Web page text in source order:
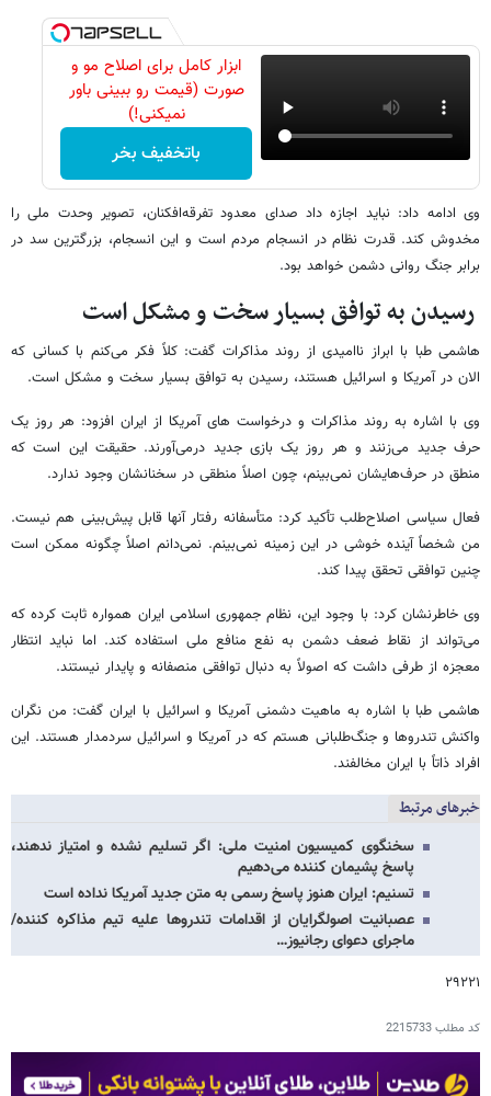
ابزار کامل برای اصلاح مو و
صورت (قیمت رو ببینی باور
نمیکنی!)
باتخفیف بخر
وی ادامه داد: نباید اجازه داد صدای معدود تفرقه‌افکنان، تصویر وحدت ملی را
مخدوش کند. قدرت نظام در انسجام مردم است و این انسجام، بزرگترین سد در
برابر جنگ روانی دشمن خواهد بود.
رسیدن به توافق بسیار سخت و مشکل است
هاشمی طبا با ابراز ناامیدی از روند مذاکرات گفت: کلاً فکر می‌کنم با کسانی که
الان در آمریکا و اسرائیل هستند، رسیدن به توافق بسیار سخت و مشکل است.
وی با اشاره به روند مذاکرات و درخواست های آمریکا از ایران افزود: هر روز یک
حرف جدید می‌زنند و هر روز یک بازی جدید درمی‌آورند. حقیقت این است که
منطق در حرف‌هایشان نمی‌بینم، چون اصلاً منطقی در سخنانشان وجود ندارد.
فعال سیاسی اصلاح‌طلب تأکید کرد: متأسفانه رفتار آنها قابل پیش‌بینی هم نیست.
من شخصاً آینده خوشی در این زمینه نمی‌بینم. نمی‌دانم اصلاً چگونه ممکن است
چنین توافقی تحقق پیدا کند.
وی خاطرنشان کرد: با وجود این، نظام جمهوری اسلامی ایران همواره ثابت کرده که
می‌تواند از نقاط ضعف دشمن به نفع منافع ملی استفاده کند. اما نباید انتظار
معجزه از طرفی داشت که اصولاً به دنبال توافقی منصفانه و پایدار نیستند.
هاشمی طبا با اشاره به ماهیت دشمنی آمریکا و اسرائیل با ایران گفت: من نگران
واکنش تندروها و جنگ‌طلبانی هستم که در آمریکا و اسرائیل سردمدار هستند. این
افراد ذاتاً با ایران مخالفند.
خبرهای مرتبط
سخنگوی کمیسیون امنیت ملی: اگر تسلیم نشده و امتیاز ندهند،
پاسخ پشیمان کننده می‌دهیم
تسنیم: ایران هنوز پاسخ رسمی به متن جدید آمریکا نداده است
عصبانیت اصولگرایان از اقدامات تندروها علیه تیم مذاکره کننده/
ماجرای دعوای رجانیوز…
۲۹۲۲۱
کد مطلب2215733